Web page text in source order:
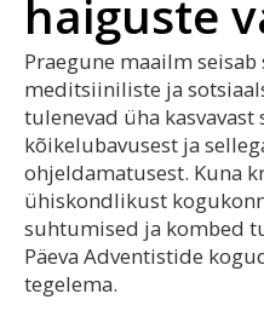
haiguste
Praegune maailm
meditsiiniliste ja
tulenevad üha kasvavast
kõikelubavusest ja
ohjeldamatusest. Kuna
ühiskondlikust
suhtumised ja kombed
Päeva Adventistide
tegelema.